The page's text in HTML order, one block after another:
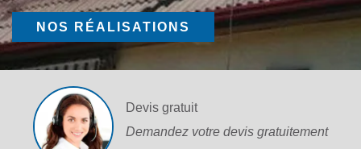
NOS RÉALISATIONS
Devis gratuit
Demandez votre devis gratuitement